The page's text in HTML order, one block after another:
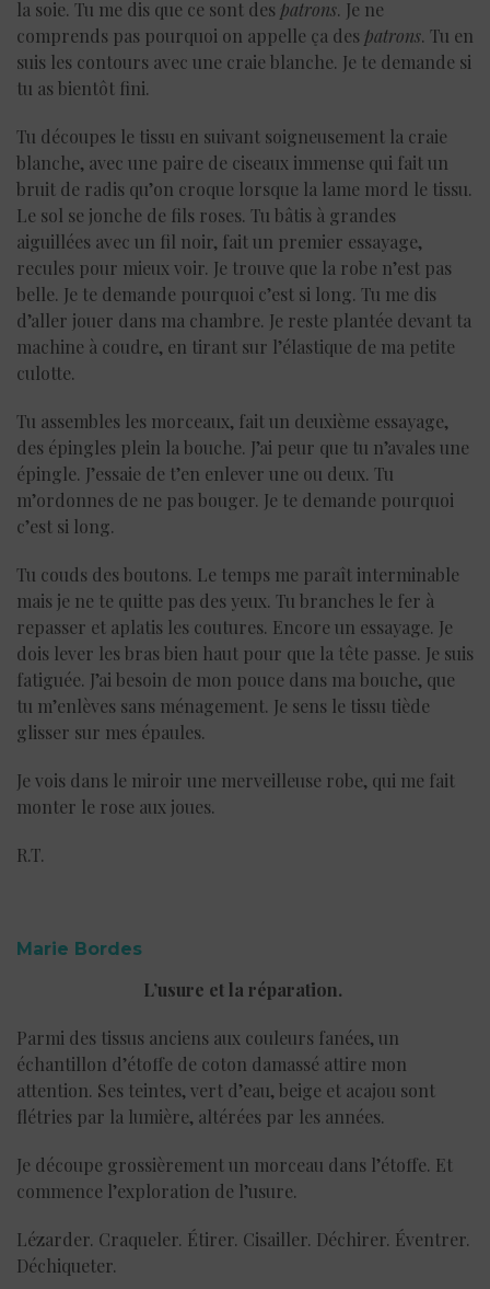
la soie. Tu me dis que ce sont des patrons. Je ne
comprends pas pourquoi on appelle ça des patrons. Tu en
suis les contours avec une craie blanche. Je te demande si
tu as bientôt fini.
Tu découpes le tissu en suivant soigneusement la craie
blanche, avec une paire de ciseaux immense qui fait un
bruit de radis qu’on croque lorsque la lame mord le tissu.
Le sol se jonche de fils roses. Tu bâtis à grandes
aiguillées avec un fil noir, fait un premier essayage,
recules pour mieux voir. Je trouve que la robe n’est pas
belle. Je te demande pourquoi c’est si long. Tu me dis
d’aller jouer dans ma chambre. Je reste plantée devant ta
machine à coudre, en tirant sur l’élastique de ma petite
culotte.
Tu assembles les morceaux, fait un deuxième essayage,
des épingles plein la bouche. J’ai peur que tu n’avales une
épingle. J’essaie de t’en enlever une ou deux. Tu
m’ordonnes de ne pas bouger. Je te demande pourquoi
c’est si long.
Tu couds des boutons. Le temps me paraît interminable
mais je ne te quitte pas des yeux. Tu branches le fer à
repasser et aplatis les coutures. Encore un essayage. Je
dois lever les bras bien haut pour que la tête passe. Je suis
fatiguée. J’ai besoin de mon pouce dans ma bouche, que
tu m’enlèves sans ménagement. Je sens le tissu tiède
glisser sur mes épaules.
Je vois dans le miroir une merveilleuse robe, qui me fait
monter le rose aux joues.
R.T.
Marie Bordes
L’usure et la réparation.
Parmi des tissus anciens aux couleurs fanées, un
échantillon d’étoffe de coton damassé attire mon
attention. Ses teintes, vert d’eau, beige et acajou sont
flétries par la lumière, altérées par les années.
Je découpe grossièrement un morceau dans l’étoffe. Et
commence l’exploration de l’usure.
Lézarder. Craqueler. Étirer. Cisailler. Déchirer. Éventrer.
Déchiqueter.